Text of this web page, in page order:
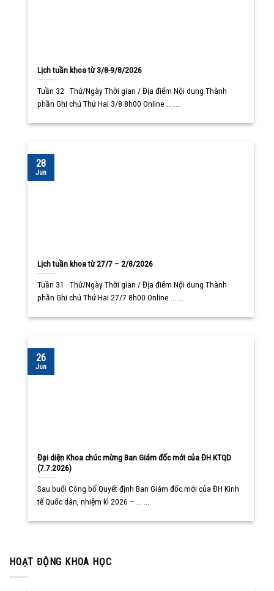
Lịch tuần khoa từ 3/8-9/8/2026
Tuần 32 Thứ/Ngày Thời gian / Địa điểm Nội dung Thành
phần Ghi chú Thứ Hai 3/8 8h00 Online ... ...
Lịch tuần khoa từ 27/7 – 2/8/2026
Tuần 31 Thứ/Ngày Thời gian / Địa điểm Nội dung Thành
phần Ghi chú Thứ Hai 27/7 8h00 Online ... ...
28
Jun
Đại diện Khoa chúc mừng Ban Giám đốc mới của ĐH KTQD
(7.7.2026)
Sau buổi Công bố Quyết định Ban Giám đốc mới của ĐH Kinh
tế Quốc dân, nhiệm kì 2026 – ... ...
26
Jun
HOẠT ĐỘNG KHOA HỌC